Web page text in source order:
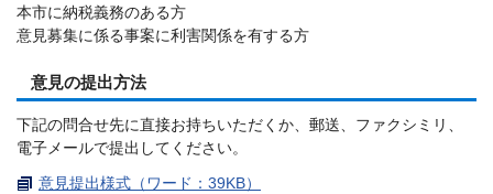
本市に納税義務のある方
意見募集に係る事案に利害関係を有する方
意見の提出方法
下記の問合せ先に直接お持ちいただくか、郵送、ファクシミリ、
電子メールで提出してください。
意見提出様式（ワード：39KB）